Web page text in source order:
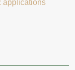
applications